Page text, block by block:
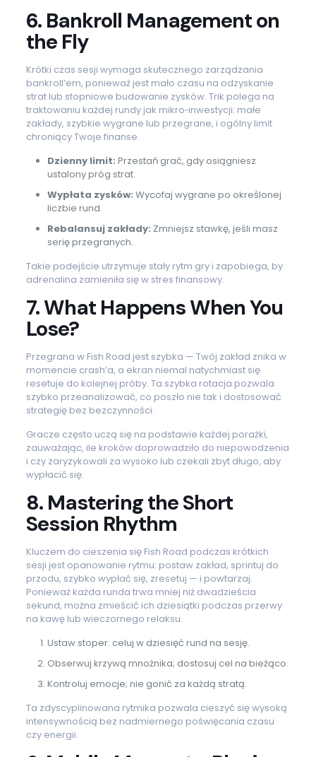
6. Bankroll Management on
the Fly
Krótki czas sesji wymaga skutecznego zarządzania
bankroll’em, ponieważ jest mało czasu na odzyskanie
strat lub stopniowe budowanie zysków. Trik polega na
traktowaniu każdej rundy jak mikro‑inwestycji: małe
zakłady, szybkie wygrane lub przegrane, i ogólny limit
chroniący Twoje finanse.
Dzienny limit: Przestań grać, gdy osiągniesz
ustalony próg strat.
Wypłata zysków: Wycofaj wygrane po określonej
liczbie rund.
Rebalansuj zakłady: Zmniejsz stawkę, jeśli masz
serię przegranych.
Takie podejście utrzymuje stały rytm gry i zapobiega, by
adrenalina zamieniła się w stres finansowy.
7. What Happens When You
Lose?
Przegrana w Fish Road jest szybka — Twój zakład znika w
momencie crash’a, a ekran niemal natychmiast się
resetuje do kolejnej próby. Ta szybka rotacja pozwala
szybko przeanalizować, co poszło nie tak i dostosować
strategię bez bezczynności.
Gracze często uczą się na podstawie każdej porażki,
zauważając, ile kroków doprowadziło do niepowodzenia
i czy zaryzykowali za wysoko lub czekali zbyt długo, aby
wypłacić się.
8. Mastering the Short
Session Rhythm
Kluczem do cieszenia się Fish Road podczas krótkich
sesji jest opanowanie rytmu: postaw zakład, sprintuj do
przodu, szybko wypłać się, zresetuj — i powtarzaj.
Ponieważ każda runda trwa mniej niż dwadzieścia
sekund, można zmieścić ich dziesiątki podczas przerwy
na kawę lub wieczornego relaksu.
Ustaw stoper: celuj w dziesięć rund na sesję.
Obserwuj krzywą mnożnika; dostosuj cel na bieżąco.
Kontroluj emocje; nie gonić za każdą stratą.
Ta zdyscyplinowana rytmika pozwala cieszyć się wysoką
intensywnością bez nadmiernego poświęcania czasu
czy energii.